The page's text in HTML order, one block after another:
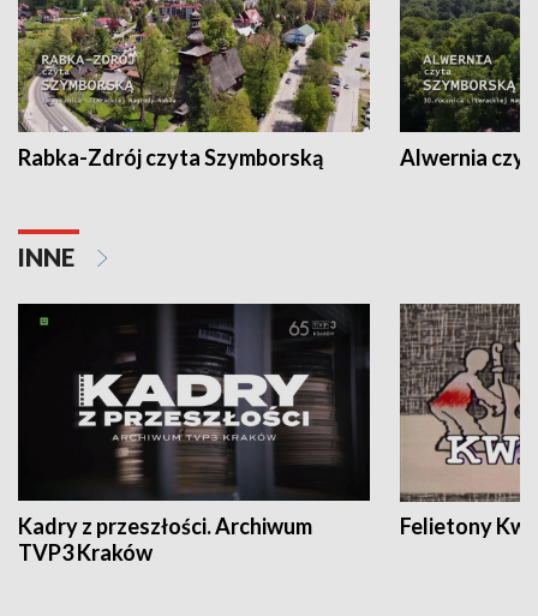
Rabka-Zdrój czyta Szymborską Alwernia
INNE
Kadry z przeszłości. Archiwum
TVP3 Kraków
Felietony